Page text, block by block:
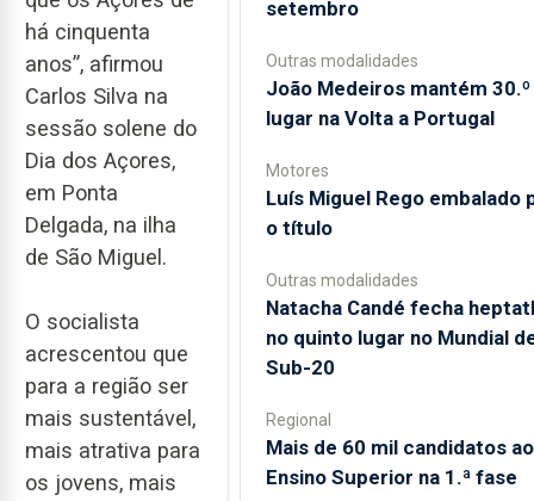
há cinquenta
anos”, afirmou
Carlos Silva na
sessão solene do
Dia dos Açores,
em Ponta
Delgada, na ilha
de São Miguel.
O socialista
acrescentou que
para a região ser
mais sustentável,
mais atrativa para
os jovens, mais
setembro
Outras modalidades
João Medeiros mantém 30.º
lugar na Volta a Portugal
Motores
Luís Miguel Rego embalado
o título
Outras modalidades
Natacha Candé fecha
no quinto lugar no Mundial
Sub-20
Regional
Mais de 60 mil candidatos ao
Ensino Superior na 1.ª fase